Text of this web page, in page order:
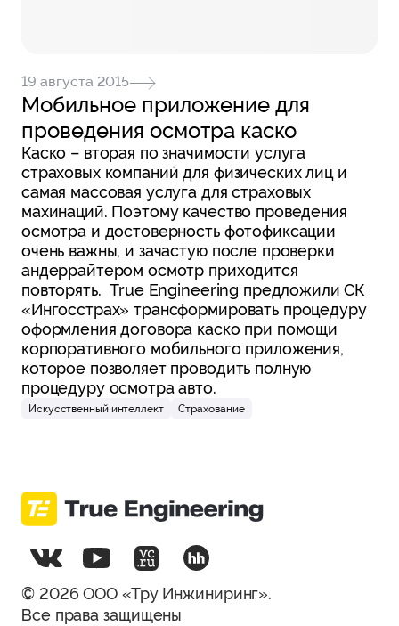
19 августа 2015
Мобильное приложение для
проведения осмотра каско
Каско – вторая по значимости услуга
страховых компаний для физических лиц и
самая массовая услуга для страховых
махинаций. Поэтому качество проведения
осмотра и достоверность фотофиксации
очень важны, и зачастую после проверки
андеррайтером осмотр приходится
повторять. True Engineering предложили СК
«Ингосстрах» трансформировать процедуру
оформления договора каско при помощи
корпоративного мобильного приложения,
которое позволяет проводить полную
процедуру осмотра авто.
Искусственный интеллект Страхование
© 2026 ООО «Тру Инжиниринг».
Все права защищены